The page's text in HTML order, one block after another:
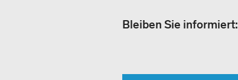
Bleiben Sie informiert: